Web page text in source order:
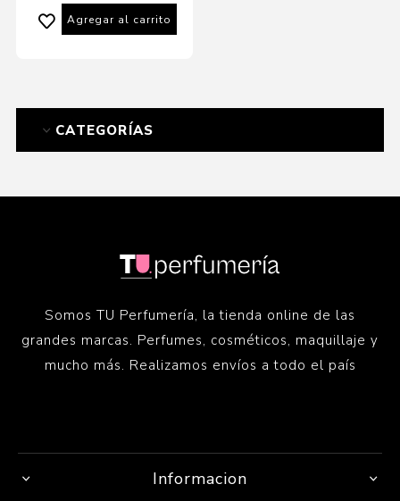
Agregar al carrito
CATEGORÍAS
Somos TU Perfumería, la tienda online de las
grandes marcas. Perfumes, cosméticos, maquillaje y
mucho más. Realizamos envíos a todo el país
Informacion